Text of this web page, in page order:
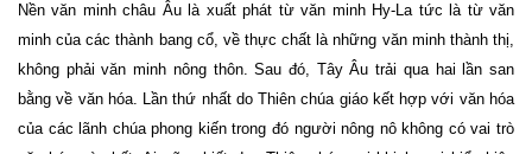
Nền văn minh châu Âu là xuất phát từ văn minh Hy-La tức là từ văn
minh của các thành bang cổ, về thực chất là những văn minh thành thị,
không phải văn minh nông thôn. Sau đó, Tây Âu trải qua hai lần san
bằng về văn hóa. Lần thứ nhất do Thiên chúa giáo kết hợp với văn hóa
của các lãnh chúa phong kiến trong đó người nông nô không có vai trò